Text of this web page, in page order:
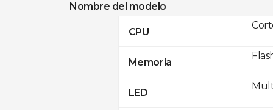
Nombre del modelo
CPU
Memoria
LED